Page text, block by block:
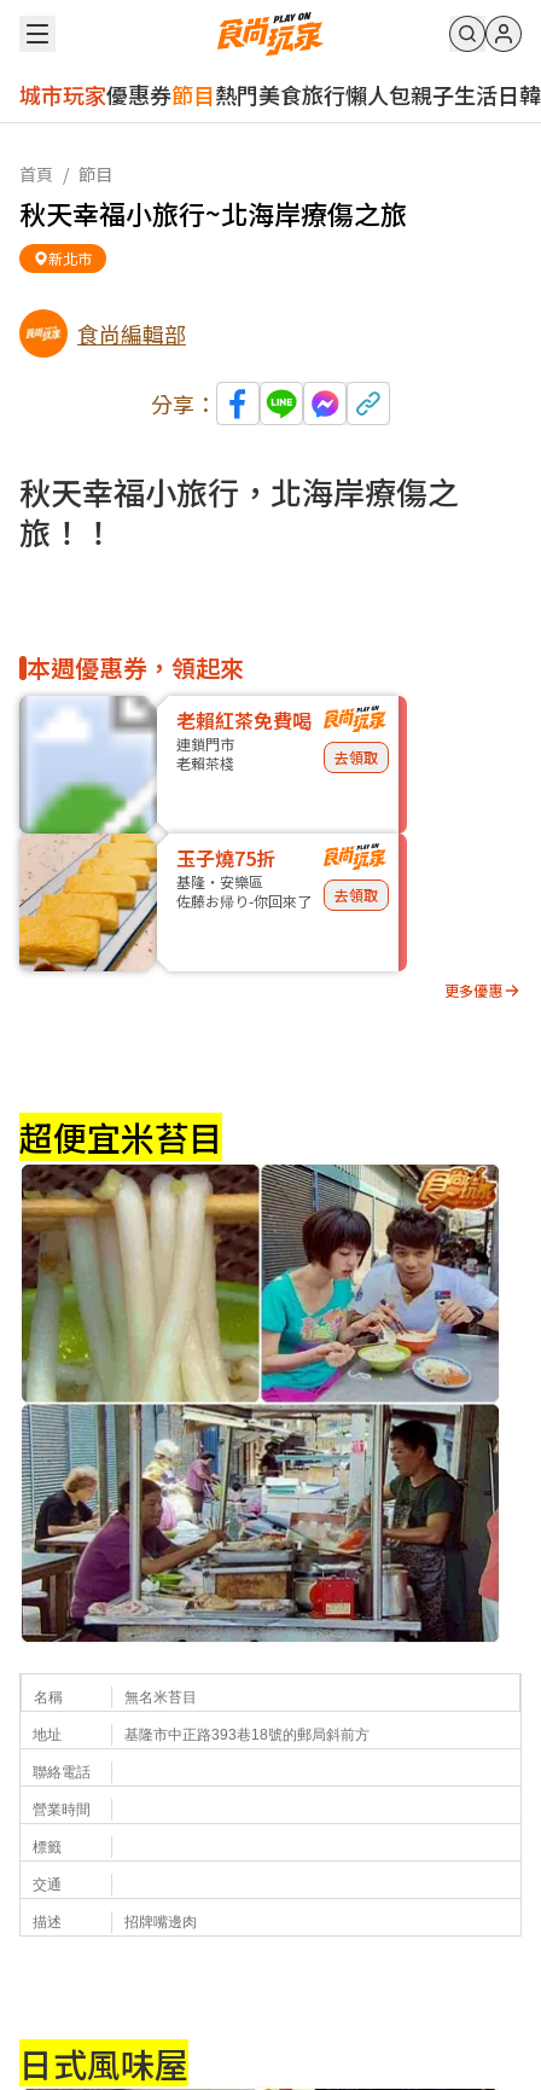
城市玩家優惠券節目熱門美食旅行懶人包親子生活日韓
首頁 / 節目
秋天幸福小旅行~北海岸療傷之旅
新北市
食尚編輯部
分享：
秋天幸福小旅行，北海岸療傷之
旅！！
本週優惠券，領起來
老賴紅茶免費喝
連鎖門市
老賴茶棧
去領取
玉子燒75折
基隆・安樂區
佐藤お帰り-你回來了
去領取
更多優惠
超便宜米苔目
名稱 無名米苔目
地址 基隆市中正路393巷18號的郵局斜前方
聯絡電話
營業時間
標籤
交通
描述 招牌嘴邊肉
日式風味屋